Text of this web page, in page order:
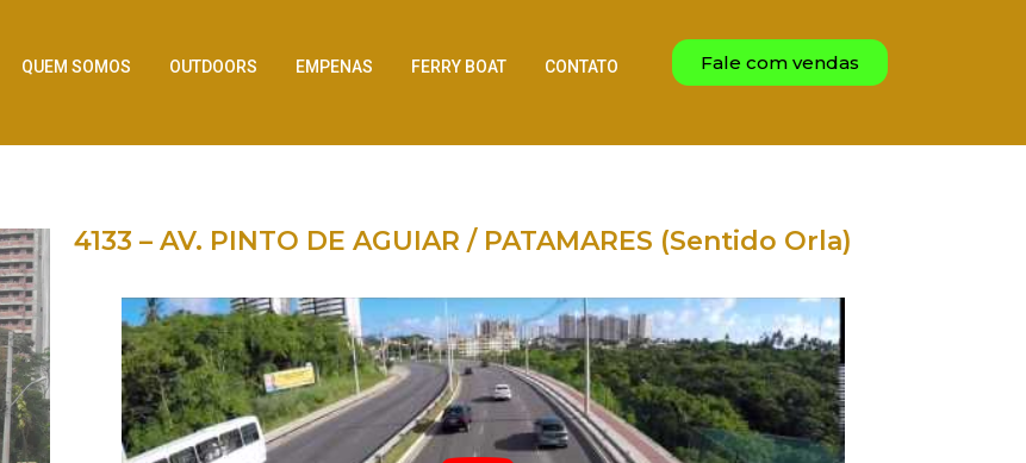
QUEM SOMOS OUTDOORS EMPENAS FERRY BOAT CONTATO Fale com vendas
4133 – AV. PINTO DE AGUIAR / PATAMARES (Sentido Orla)